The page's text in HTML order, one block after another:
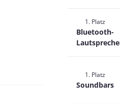
1. Platz
Bluetooth-
1. Platz
Soundbars